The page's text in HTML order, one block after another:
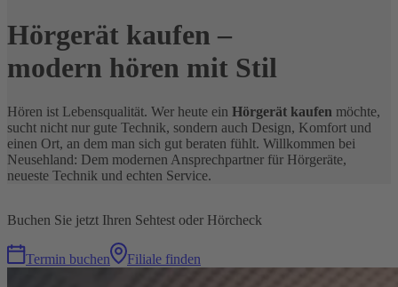
Hörgerät kaufen –
modern hören mit Stil
Hören ist Lebensqualität. Wer heute ein Hörgerät kaufen möchte,
sucht nicht nur gute Technik, sondern auch Design, Komfort und
einen Ort, an dem man sich gut beraten fühlt. Willkommen bei
Neusehland: Dem modernen Ansprechpartner für Hörgeräte,
neueste Technik und echten Service.
Buchen Sie jetzt Ihren Sehtest oder Hörcheck
Termin buchen Filiale finden